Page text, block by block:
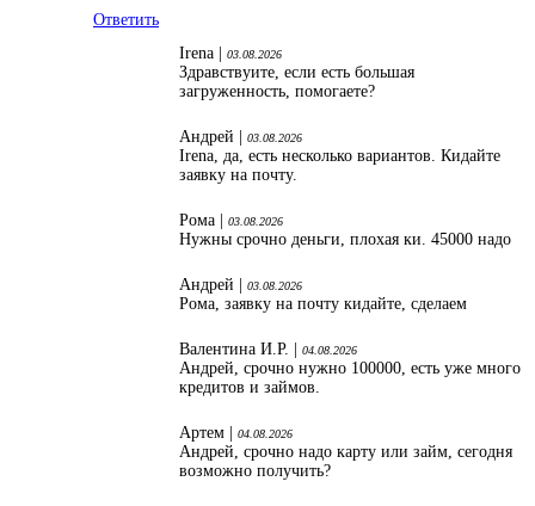
Ответить
Irena |
03.08.2026
Здравствуите, если есть большая
загруженность, помогаете?
Андрей | 03.08.2026
Irena, да, есть несколько вариантов. Кидайте
заявку на почту.
Рома | 03.08.2026
Нужны срочно деньги, плохая ки. 45000 надо
Андрей | 03.08.2026
Рома, заявку на почту кидайте, сделаем
Валентина И.Р. | 04.08.2026
Андрей, срочно нужно 100000, есть уже много
кредитов и займов.
Артем | 04.08.2026
Андрей, срочно надо карту или займ, сегодня
возможно получить?